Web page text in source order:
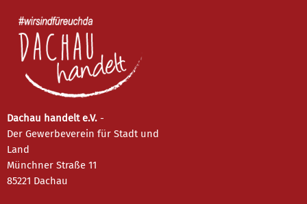
Dachau handelt e.V. -
Der Gewerbeverein für Stadt und
Land
Münchner Straße 11
85221 Dachau